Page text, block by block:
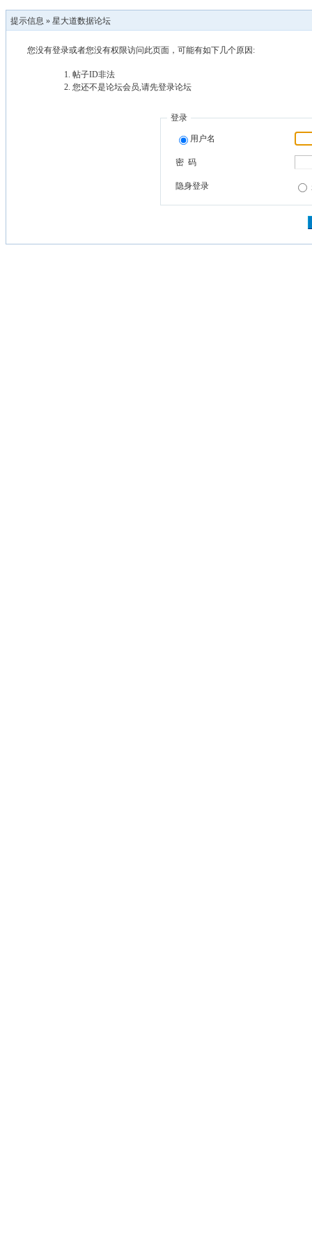
提示信息 » 星大道数据论坛
您没有登录或者您没有权限访问此页面，可能有如下几个原因:
帖子ID非法
您还不是论坛会员,请先登录论坛
登录
用户名
密 码
隐身登录